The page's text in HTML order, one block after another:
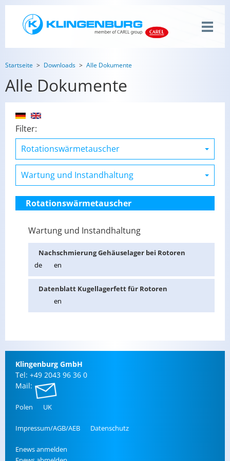
Startseite Downloads Alle Dokumente
Alle Dokumente
Filter:
Rotationswärmetauscher
Wartung und Instandhaltung
Nach­schmie­rung Ge­häu­sel­ager bei Ro­to­ren
de
en
Da­ten­blatt Ku­gel­la­ger­fett für Ro­to­ren
en
Klin­gen­burg GmbH
Tel: +49 2043 96 36 0
Mail:
Polen UK
Im­pres­sum/AGB/AEB Da­ten­schutz
Enews an­mel­den